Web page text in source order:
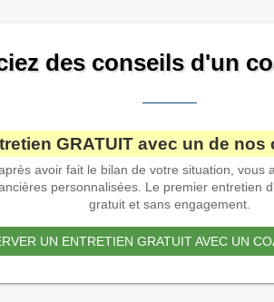
des conseils d'un
GRATUIT avec un de
avoir fait le bilan de votre situation,
personnalisées. Le premier entretien
gratuit et sans engagement.
UN ENTRETIEN GRATUIT AVEC UN